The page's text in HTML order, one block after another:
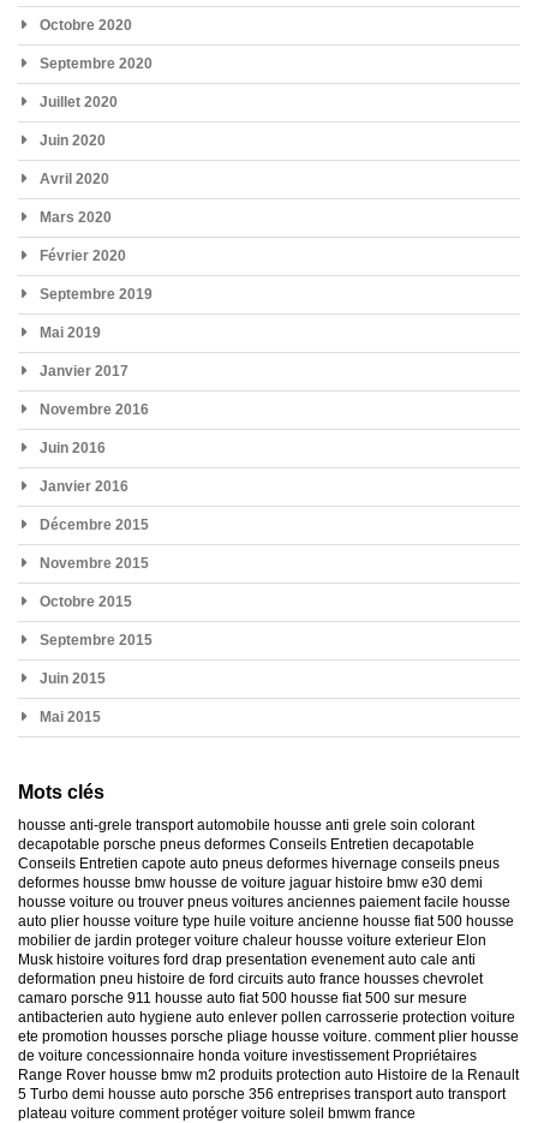
Octobre 2020
Septembre 2020
Juillet 2020
Juin 2020
Avril 2020
Mars 2020
Février 2020
Septembre 2019
Mai 2019
Janvier 2017
Novembre 2016
Juin 2016
Janvier 2016
Décembre 2015
Novembre 2015
Octobre 2015
Septembre 2015
Juin 2015
Mai 2015
Mots clés
housse anti-grele transport automobile housse anti grele soin colorant
decapotable porsche pneus deformes Conseils Entretien decapotable
Conseils Entretien capote auto pneus deformes hivernage conseils pneus
deformes housse bmw housse de voiture jaguar histoire bmw e30 demi
housse voiture ou trouver pneus voitures anciennes paiement facile housse
auto plier housse voiture type huile voiture ancienne housse fiat 500 housse
mobilier de jardin proteger voiture chaleur housse voiture exterieur Elon
Musk histoire voitures ford drap presentation evenement auto cale anti
deformation pneu histoire de ford circuits auto france housses chevrolet
camaro porsche 911 housse auto fiat 500 housse fiat 500 sur mesure
antibacterien auto hygiene auto enlever pollen carrosserie protection voiture
ete promotion housses porsche pliage housse voiture. comment plier housse
de voiture concessionnaire honda voiture investissement Propriétaires
Range Rover housse bmw m2 produits protection auto Histoire de la Renault
5 Turbo demi housse auto porsche 356 entreprises transport auto transport
plateau voiture comment protéger voiture soleil bmwm france